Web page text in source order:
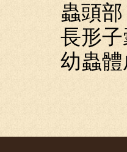
蟲頭
長形
幼蟲